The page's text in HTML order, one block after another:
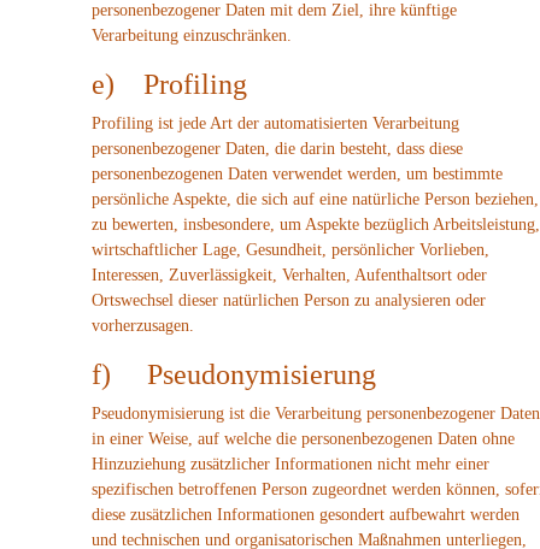
personenbezogener Daten mit dem Ziel, ihre künftige
Verarbeitung einzuschränken.
e) Profiling
Profiling ist jede Art der automatisierten Verarbeitung
personenbezogener Daten, die darin besteht, dass diese
personenbezogenen Daten verwendet werden, um bestimmte
persönliche Aspekte, die sich auf eine natürliche Person beziehen,
zu bewerten, insbesondere, um Aspekte bezüglich Arbeitsleistung,
wirtschaftlicher Lage, Gesundheit, persönlicher Vorlieben,
Interessen, Zuverlässigkeit, Verhalten, Aufenthaltsort oder
Ortswechsel dieser natürlichen Person zu analysieren oder
vorherzusagen.
f) Pseudonymisierung
Pseudonymisierung ist die Verarbeitung personenbezogener Daten
in einer Weise, auf welche die personenbezogenen Daten ohne
Hinzuziehung zusätzlicher Informationen nicht mehr einer
spezifischen betroffenen Person zugeordnet werden können,
diese zusätzlichen Informationen gesondert aufbewahrt werden
und technischen und organisatorischen Maßnahmen unterliegen,